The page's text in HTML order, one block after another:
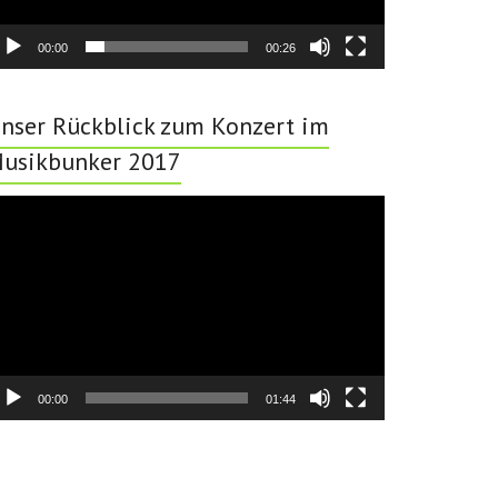
00:00 00:26
Rückblick zum Konzert im
2017
00:00 01:44